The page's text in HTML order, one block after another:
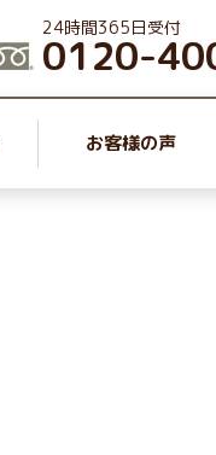
24時間365日受付
0120-
お客様の声